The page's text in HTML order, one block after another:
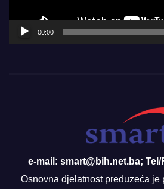
00:00
e-mail: smart@bih.net.ba; Tel/
Osnovna djelatnost preduzeća je